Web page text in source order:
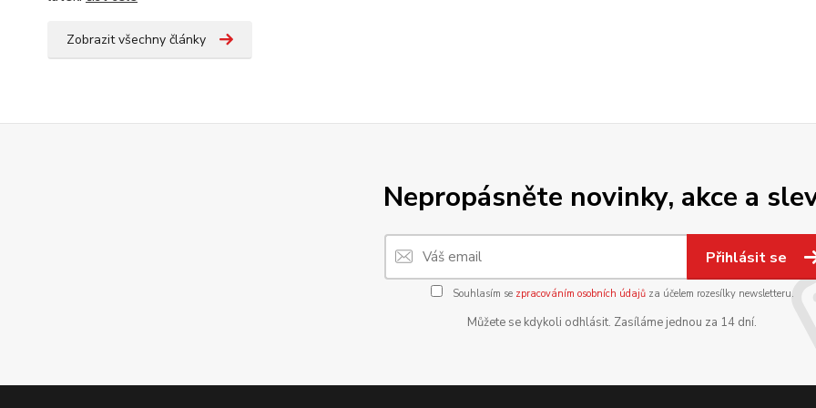
Zobrazit všechny články
Nepropásněte novinky, akce a
Přihlásit se
Souhlasím se zpracováním osobních údajůza účelem rozesílky newsletteru.
Můžete se kdykoli odhlásit. Zasíláme jednou za 14 dní.